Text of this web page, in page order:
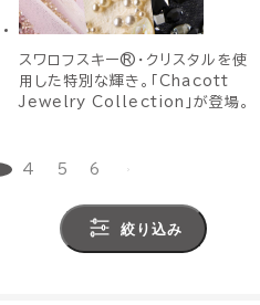
スワロフスキー®・クリスタルを使
用した特別な輝き。「Chacott
Jewelry Collection」が登場。
4 5 6
絞り込み